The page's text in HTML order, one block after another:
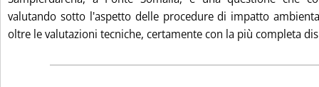
valutando sotto l'aspetto delle procedure di impatto
oltre le valutazioni tecniche, certamente con la più completa